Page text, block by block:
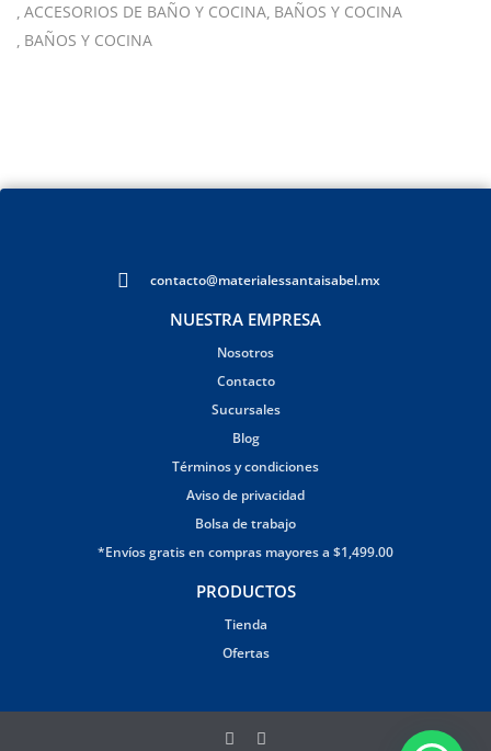
ACCESORIOS DE BAÑO Y COCINA BAÑOS Y COCINA
BAÑOS Y COCINA
contacto@materialessantaisabel.mx
NUESTRA EMPRESA
Nosotros
Contacto
Sucursales
Blog
Términos y condiciones
Aviso de privacidad
Bolsa de trabajo
*Envíos gratis en compras mayores a $1,499.00
PRODUCTOS
Tienda
Ofertas